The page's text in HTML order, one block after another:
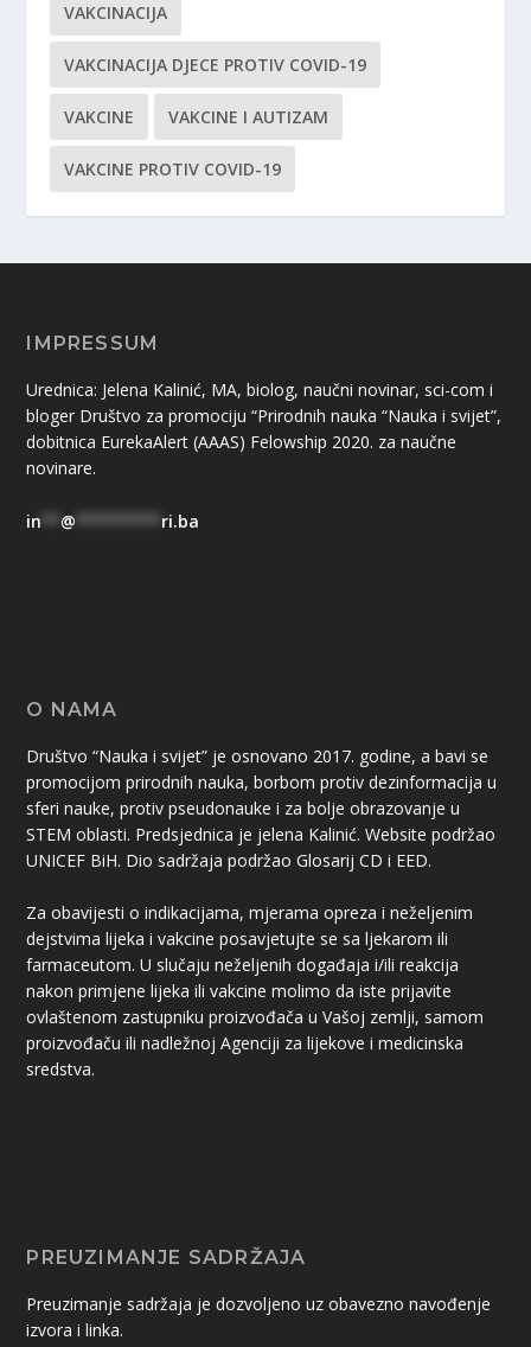
VAKCINACIJA
VAKCINACIJA DJECE PROTIV COVID-19
VAKCINE VAKCINE I AUTIZAM
VAKCINE PROTIV COVID-19
IMPRESSUM
Urednica: Jelena Kalinić, MA, biolog, naučni novinar, sci-com i
bloger Društvo za promociju “Prirodnih nauka “Nauka i svijet”,
dobitnica EurekaAlert (AAAS) Felowship 2020. za naučne
novinare.
in ** @ ********* ri.ba
O NAMA
Društvo “Nauka i svijet” je osnovano 2017. godine, a bavi se
promocijom prirodnih nauka, borbom protiv dezinformacija u
sferi nauke, protiv pseudonauke i za bolje obrazovanje u
STEM oblasti. Predsjednica je jelena Kalinić. Website podržao
UNICEF BiH. Dio sadržaja podržao Glosarij CD i EED.
Za obavijesti o indikacijama, mjerama opreza i neželjenim
dejstvima lijeka i vakcine posavjetujte se sa ljekarom ili
farmaceutom. U slučaju neželjenih događaja i/ili reakcija
nakon primjene lijeka ili vakcine molimo da iste prijavite
ovlaštenom zastupniku proizvođača u Vašoj zemlji, samom
proizvođaču ili nadležnoj Agenciji za lijekove i medicinska
sredstva.
PREUZIMANJE SADRŽAJA
Preuzimanje sadržaja je dozvoljeno uz obavezno navođenje
izvora i linka.